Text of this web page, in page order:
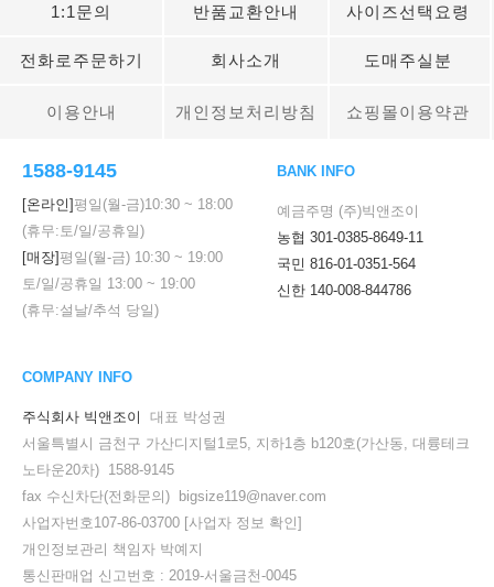
1:1문의 반품교환안내 사이즈선택요령
전화로주문하기 회사소개 도매주실분
이용안내 개인정보처리방침 쇼핑몰이용약관
1588-9145
[온라인]평일(월-금)10:30 ~ 18:00
(휴무:토/일/공휴일)
[매장]평일(월-금) 10:30 ~ 19:00
토/일/공휴일 13:00 ~ 19:00
(휴무:설날/추석 당일)
BANK INFO
예금주명 (주)빅앤조이
농협 301-0385-8649-11
국민 816-01-0351-564
신한 140-008-844786
COMPANY INFO
주식회사 빅앤조이
대표 박성권
서울특별시 금천구 가산디지털1로5, 지하1층 b120호(가산동, 대륭테크
노타운20차) 1588-9145
fax 수신차단(전화문의) bigsize119@naver.com
사업자번호107-86-03700 [사업자 정보 확인]
개인정보관리 책임자 박예지
통신판매업 신고번호 : 2019-서울금천-0045